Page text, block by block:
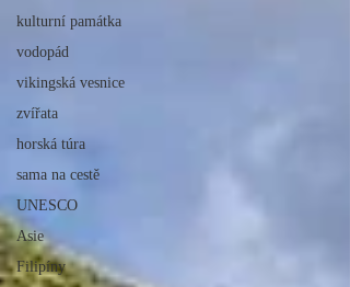
kulturní památka
vodopád
vikingská vesnice
zvířata
horská túra
sama na cestě
UNESCO
Asie
Filipíny